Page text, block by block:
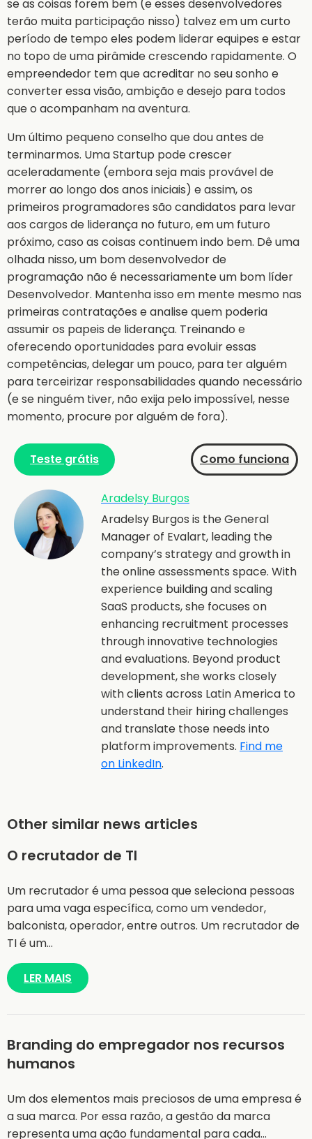
se as coisas forem bem (e esses desenvolvedores
terão muita participação nisso) talvez em um curto
período de tempo eles podem liderar equipes e estar
no topo de uma pirâmide crescendo rapidamente. O
empreendedor tem que acreditar no seu sonho e
converter essa visão, ambição e desejo para todos
que o acompanham na aventura.
Um último pequeno conselho que dou antes de
terminarmos. Uma Startup pode crescer
aceleradamente (embora seja mais provável de
morrer ao longo dos anos iniciais) e assim, os
primeiros programadores são candidatos para levar
aos cargos de liderança no futuro, em um futuro
próximo, caso as coisas continuem indo bem. Dê uma
olhada nisso, um bom desenvolvedor de
programação não é necessariamente um bom líder
Desenvolvedor. Mantenha isso em mente mesmo nas
primeiras contratações e analise quem poderia
assumir os papeis de liderança. Treinando e
oferecendo oportunidades para evoluir essas
competências, delegar um pouco, para ter alguém
para terceirizar responsabilidades quando necessário
(e se ninguém tiver, não exija pelo impossível, nesse
momento, procure por alguém de fora).
Teste grátis Como funciona
Aradelsy Burgos
Aradelsy Burgos is the General
Manager of Evalart, leading the
company’s strategy and growth in
the online assessments space. With
experience building and scaling
SaaS products, she focuses on
enhancing recruitment processes
through innovative technologies
and evaluations. Beyond product
development, she works closely
with clients across Latin America to
understand their hiring challenges
and translate those needs into
platform improvements. Find me
on LinkedIn.
Other similar news articles
O recrutador de TI
Um recrutador é uma pessoa que seleciona pessoas
para uma vaga específica, como um vendedor,
balconista, operador, entre outros. Um recrutador de
TI é um…
LER MAIS
Branding do empregador nos recursos
humanos
Um dos elementos mais preciosos de uma empresa é
a sua marca. Por essa razão, a gestão da marca
representa uma ação fundamental para cada…